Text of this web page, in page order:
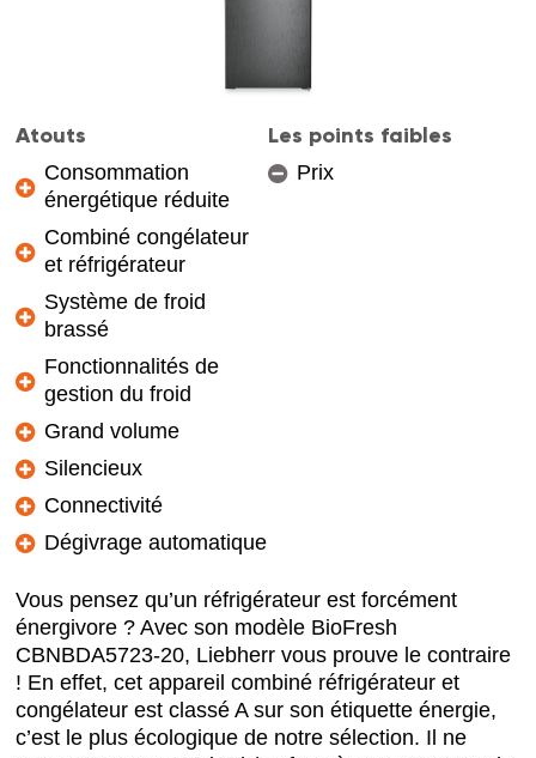
Atouts
Consommation
énergétique réduite
Combiné congélateur
et réfrigérateur
Système de froid
brassé
Fonctionnalités de
gestion du froid
Grand volume
Silencieux
Connectivité
Dégivrage automatique
Les points faibles
Prix
Vous pensez qu’un réfrigérateur est forcément
énergivore ? Avec son modèle BioFresh
CBNBDA5723-20, Liebherr vous prouve le contraire
! En effet, cet appareil combiné réfrigérateur et
congélateur est classé A sur son étiquette énergie,
c’est le plus écologique de notre sélection. Il ne